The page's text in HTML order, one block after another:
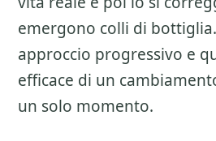
emergono colli di
approccio progressivo e
efficace di un
un solo momento.